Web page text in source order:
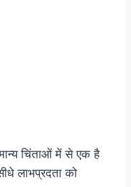
चिंताओं में से एक है
लाभप्रदता को